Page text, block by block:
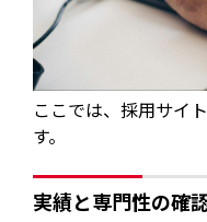
ここでは、採用サイ
す。
実績と専門性の確